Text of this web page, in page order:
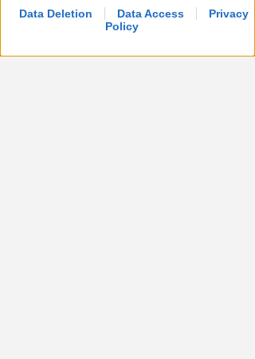
Data Deletion Data Access
Privacy
Policy
diRedazione